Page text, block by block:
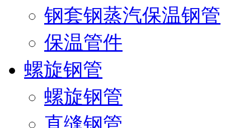
钢套钢蒸汽保温钢管
保温管件
螺旋钢管
螺旋钢管